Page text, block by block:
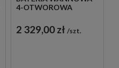
4-OTWOROWA
SZCZOTKOWANA
2 329,00 zł szt.